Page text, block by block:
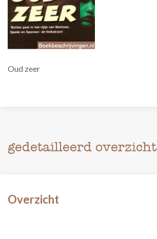
Oud zeer
gedetailleerd overzicht
Overzicht